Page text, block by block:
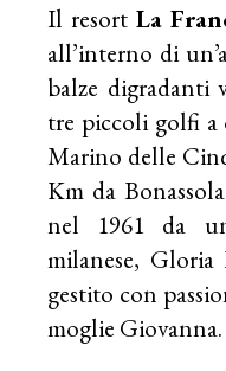
Il resortLa
all’interno di
balze digradanti
tre piccoli golfi a
Marino delle
Km da
nel 1961 da
milanese,
gestito con
moglie Giovanna.